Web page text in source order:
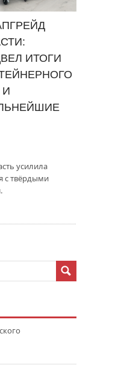
ИТОГИ
И
усилила
с твёрдыми